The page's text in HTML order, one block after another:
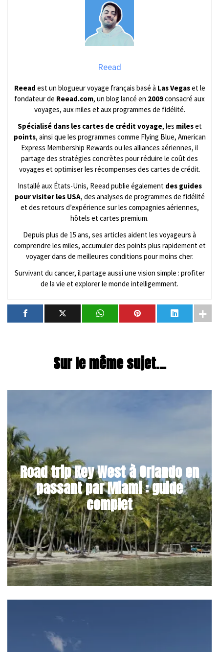
Reead
Reead est un blogueur voyage français basé à Las Vegaset le
fondateur de Reead.com, un blog lancé en 2009consacré aux
voyages, aux miles et aux programmes de fidélité.
Spécialisé dans les cartes de crédit voyage, les mileset
points, ainsi que les programmes comme Flying Blue, American
Express Membership Rewards ou les alliances aériennes, il
partage des stratégies concrètes pour réduire le coût des
voyages et optimiser les récompenses des cartes de crédit.
Installé aux États-Unis, Reead publie également des guides
pour visiter les USA, des analyses de programmes de fidélité
et des retours d’expérience sur les compagnies aériennes,
hôtels et cartes premium.
Depuis plus de 15 ans, ses articles aident les voyageurs à
comprendre les miles, accumuler des points plus rapidement et
voyager dans de meilleures conditions pour moins cher.
Survivant du cancer, il partage aussi une vision simple : profiter
de la vie et explorer le monde intelligemment.
Sur le même sujet...
Road trip Key West à Orlando en
passant par Miami : guide
complet